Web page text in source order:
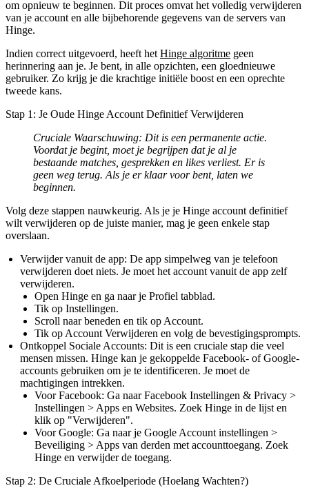
om opnieuw te beginnen. Dit proces omvat het volledig verwijderen
van je account en alle bijbehorende gegevens van de servers van
Hinge.
Indien correct uitgevoerd, heeft het Hinge algoritme geen
herinnering aan je. Je bent, in alle opzichten, een gloednieuwe
gebruiker. Zo krijg je die krachtige initiële boost en een oprechte
tweede kans.
Stap 1: Je Oude Hinge Account Definitief Verwijderen
Cruciale Waarschuwing: Dit is een permanente actie.
Voordat je begint, moet je begrijpen dat je al je
bestaande matches, gesprekken en likes verliest. Er is
geen weg terug. Als je er klaar voor bent, laten we
beginnen.
Volg deze stappen nauwkeurig. Als je je Hinge account definitief
wilt verwijderen op de juiste manier, mag je geen enkele stap
overslaan.
Verwijder vanuit de app: De app simpelweg van je telefoon
verwijderen doet niets. Je moet het account vanuit de app zelf
verwijderen.
Open Hinge en ga naar je Profiel tabblad.
Tik op Instellingen.
Scroll naar beneden en tik op Account.
Tik op Account Verwijderen en volg de bevestigingsprompts.
Ontkoppel Sociale Accounts: Dit is een cruciale stap die veel
mensen missen. Hinge kan je gekoppelde Facebook- of Google-
accounts gebruiken om je te identificeren. Je moet de
machtigingen intrekken.
Voor Facebook: Ga naar Facebook Instellingen & Privacy >
Instellingen > Apps en Websites. Zoek Hinge in de lijst en
klik op "Verwijderen".
Voor Google: Ga naar je Google Account instellingen >
Beveiliging > Apps van derden met accounttoegang. Zoek
Hinge en verwijder de toegang.
Stap 2: De Cruciale Afkoelperiode (Hoelang Wachten?)